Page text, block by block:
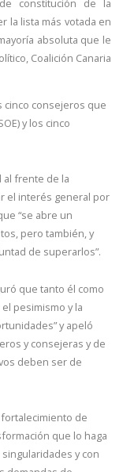
constitución de la
la lista más votada en
absoluta que le
Coalición Canaria
cinco consejeros que
y los cinco
al frente de la
el interés general por
“se abre un
pero también, y
de superarlos”.
que tanto él como
pesimismo y la
y apeló
y consejeras y de
deben ser de
de
que lo haga
y con